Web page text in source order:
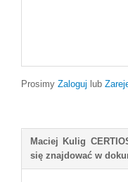
Prosimy Zaloguj lub